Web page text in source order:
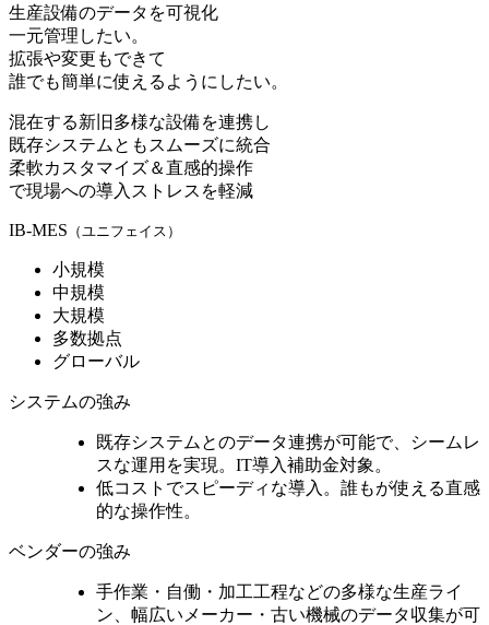
生産設備のデータを可視化
一元管理したい。
拡張や変更もできて
誰でも簡単に使えるようにしたい。
混在する新旧多様な設備を連携し
既存システムともスムーズに統合
柔軟カスタマイズ＆直感的操作
で現場への導入ストレスを軽減
IB-MES （ユニフェイス）
小規模
中規模
大規模
多数拠点
グローバル
システムの強み
既存システムとのデータ連携が可能で、シームレ
スな運用を実現。IT導入補助金対象。
低コストでスピーディな導入。誰もが使える直感
的な操作性。
ベンダーの強み
手作業・自働・加工工程などの多様な生産ライ
ン、 幅広いメーカー・古い機械のデータ収集が可